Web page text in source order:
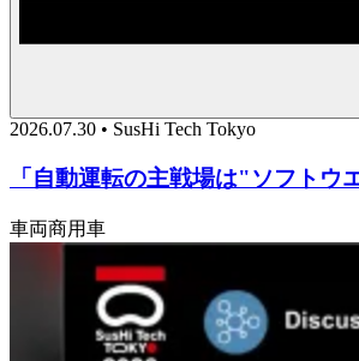
2026.07.30 • SusHi Tech Tokyo
「自動運転の主戦場は"ソフトウ
車両商用車